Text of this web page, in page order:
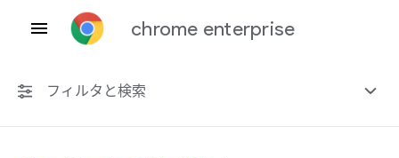
chrome enterprise
フィルタと検索